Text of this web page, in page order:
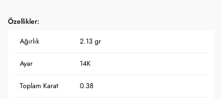
Özellikler:
Ağırlık 2.13 gr
Ayar 14K
Toplam Karat 0.38